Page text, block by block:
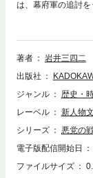
は、幕府軍の追討
著者
岩井三四二
出版社
ジャンル
歴史・
レーベル
新人物
シリーズ
悪党の
電子版配信開始日
ファイルサイズ